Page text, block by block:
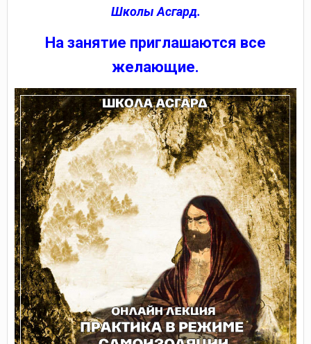
Школы Асгард.
На занятие приглашаются все
желающие.